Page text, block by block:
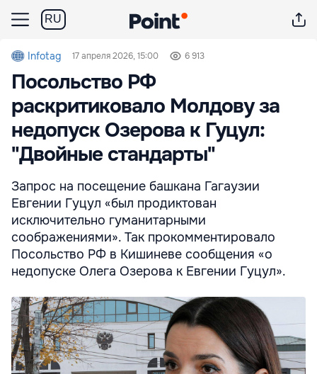
RU
Infotag 17 апреля 2026, 15:00 6 913
Посольство РФ
раскритиковало Молдову за
недопуск Озерова к Гуцул:
"Двойные стандарты"
Запрос на посещение башкана Гагаузии
Евгении Гуцул «был продиктован
исключительно гуманитарными
соображениями». Так прокомментировало
Посольство РФ в Кишиневе сообщения «о
недопуске Олега Озерова к Евгении Гуцул».